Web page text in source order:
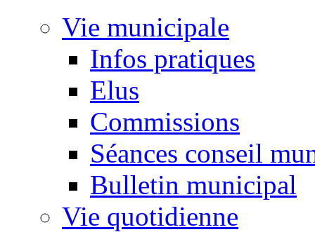
Vie municipale
Infos pratiques
Elus
Commissions
Séances conseil
Bulletin municipal
Vie quotidienne